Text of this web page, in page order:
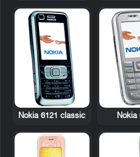
Nokia
Nokia 6121 classic